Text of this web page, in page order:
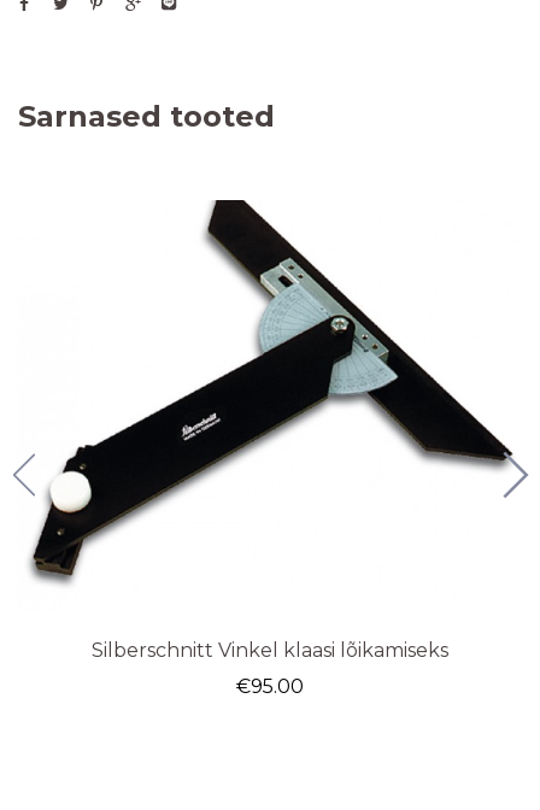
Sarnased tooted
Silberschnitt Vinkel klaasi lõikamiseks
€95.00